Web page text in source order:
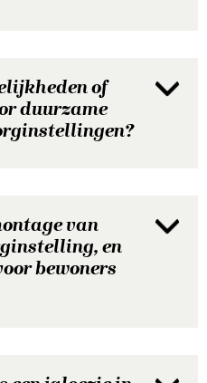
of
duurzame
van
en
bewoners